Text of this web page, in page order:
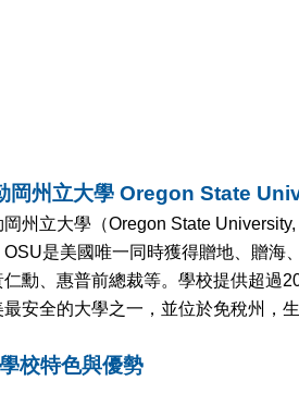
岡州立大學 Oregon State
岡州立大學（Oregon State
OSU是美國唯一同時獲得贈地、贈海
仁勳、惠普前總裁等。學校提供超過
最安全的大學之一，並位於免稅州，
校特色與優勢